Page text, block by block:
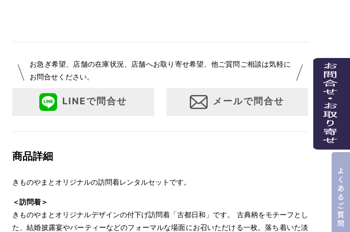
お急ぎ希望、店舗の在庫状況、店舗へお取り寄せ希望、他ご質問ご相談は気軽に
お問合せください。
LINEで問合せ メールで問合せ
商品詳細
きものやまとオリジナルの訪問着レンタルセットです。
＜訪問着＞
きものやまとオリジナルデザインの付下げ訪問着「古都日和」です。 古典柄をモチーフとし
た、結婚披露宴やパーティーなどのフォーマルな場面にお召いただける一枚。落ち着いた淡